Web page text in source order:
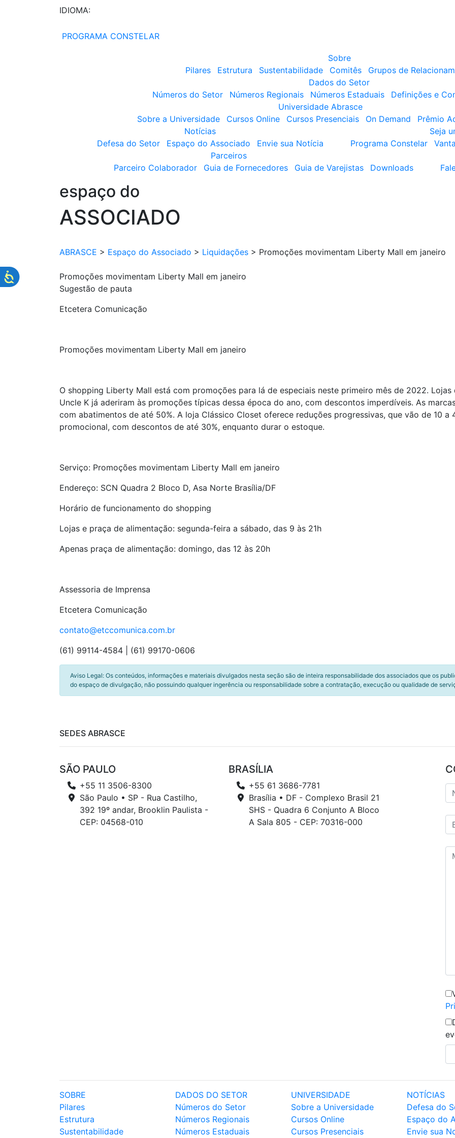
IDIOMA:
PROGRAMA CONSTELAR
Sobre
Pilares
Estrutura Sustentabilidade Comitês Grupos de
Dados do Setor
Números do Setor
Números Regionais Números Estaduais Definições e
Universidade Abrasce
Sobre a Universidade
Cursos Online Cursos Presenciais On Demand Prêmio
Notícias
Defesa do Setor
Espaço do Associado Envie sua Notícia
Seja
Programa Constelar
Parceiros
Parceiro Colaborador
Guia de Fornecedores Guia de Varejistas Downloads
espaço do
ASSOCIADO
ABRASCE > Espaço do Associado > Liquidações > Promoções movimentam Liberty Mall em janeiro
Promoções movimentam Liberty Mall em janeiro
Sugestão de pauta
Etcetera Comunicação
Promoções movimentam Liberty Mall em janeiro
O shopping Liberty Mall está com promoções para lá de especiais neste primeiro mês de 2022.
Uncle K já aderiram às promoções típicas dessa época do ano, com descontos imperdíveis. As
com abatimentos de até 50%. A loja Clássico Closet oferece reduções progressivas, que vão de 10 a
promocional, com descontos de até 30%, enquanto durar o estoque.
Serviço: Promoções movimentam Liberty Mall em janeiro
Endereço: SCN Quadra 2 Bloco D, Asa Norte Brasília/DF
Horário de funcionamento do shopping
Lojas e praça de alimentação: segunda-feira a sábado, das 9 às 21h
Apenas praça de alimentação: domingo, das 12 às 20h
Assessoria de Imprensa
Etcetera Comunicação
contato@etccomunica.com.br
(61) 99114-4584 | (61) 99170-0606
Aviso Legal: Os conteúdos, informações e materiais divulgados nesta seção são de inteira responsabilidade dos associados que os
do espaço de divulgação, não possuindo qualquer ingerência ou responsabilidade sobre a contratação, execução ou qualidade de
SEDES ABRASCE
SÃO PAULO
+55 11 3506-8300
São Paulo • SP - Rua Castilho,
392 19º andar, Brooklin Paulista -
CEP: 04568-010
BRASÍLIA
+55 61 3686-7781
Brasília • DF - Complexo Brasil 21
SHS - Quadra 6 Conjunto A Bloco
A Sala 805 - CEP: 70316-000
SOBRE
Pilares
Estrutura
Sustentabilidade
DADOS DO SETOR
Números do Setor
Números Regionais
Números Estaduais
UNIVERSIDADE
Sobre a Universidade
Cursos Online
Cursos Presenciais
NOTÍCIAS
Defesa do
Espaço do
Envie sua